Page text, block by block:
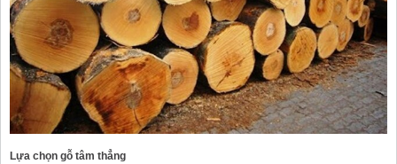
Lựa chọn gỗ tâm thẳng